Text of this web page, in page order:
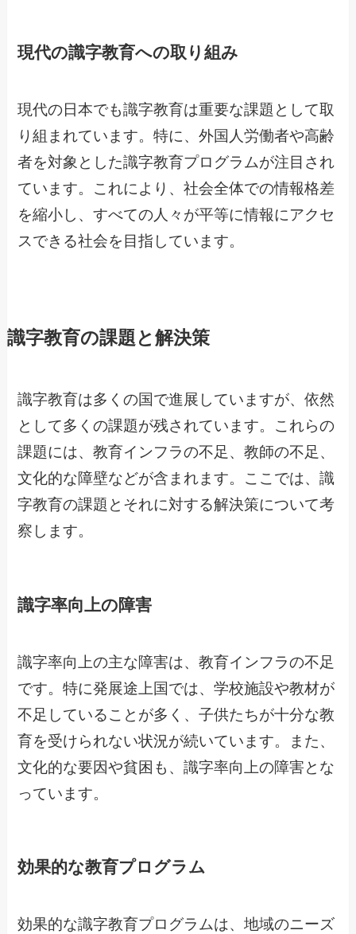
現代の識字教育への取り組み
現代の日本でも識字教育は重要な課題として取
り組まれています。特に、外国人労働者や高齢
者を対象とした識字教育プログラムが注目され
ています。これにより、社会全体での情報格差
を縮小し、すべての人々が平等に情報にアクセ
スできる社会を目指しています。
識字教育の課題と解決策
識字教育は多くの国で進展していますが、依然
として多くの課題が残されています。これらの
課題には、教育インフラの不足、教師の不足、
文化的な障壁などが含まれます。ここでは、識
字教育の課題とそれに対する解決策について考
察します。
識字率向上の障害
識字率向上の主な障害は、教育インフラの不足
です。特に発展途上国では、学校施設や教材が
不足していることが多く、子供たちが十分な教
育を受けられない状況が続いています。また、
文化的な要因や貧困も、識字率向上の障害とな
っています。
効果的な教育プログラム
効果的な識字教育プログラムは、地域のニーズ